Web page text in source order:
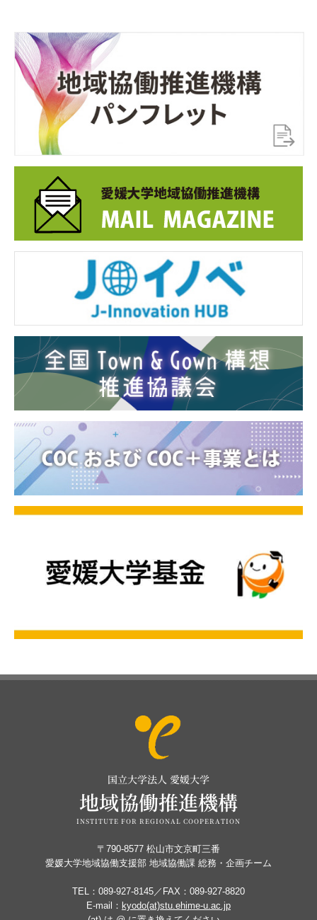
国立大学法人 愛媛大学
地域協働推進機構
INSTITUTE FOR REGIONAL COOPERATION
〒790-8577 松山市文京町三番
愛媛大学地域協働支援部 地域協働課 総務・企画チーム
TEL：089-927-8145／FAX：089-927-8820
E-mail： kyodo(at)stu.ehime-u.ac.jp